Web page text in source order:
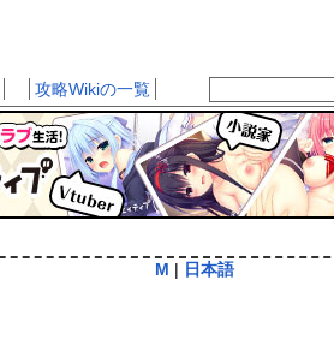
攻略Wikiの一覧
M | 日本語